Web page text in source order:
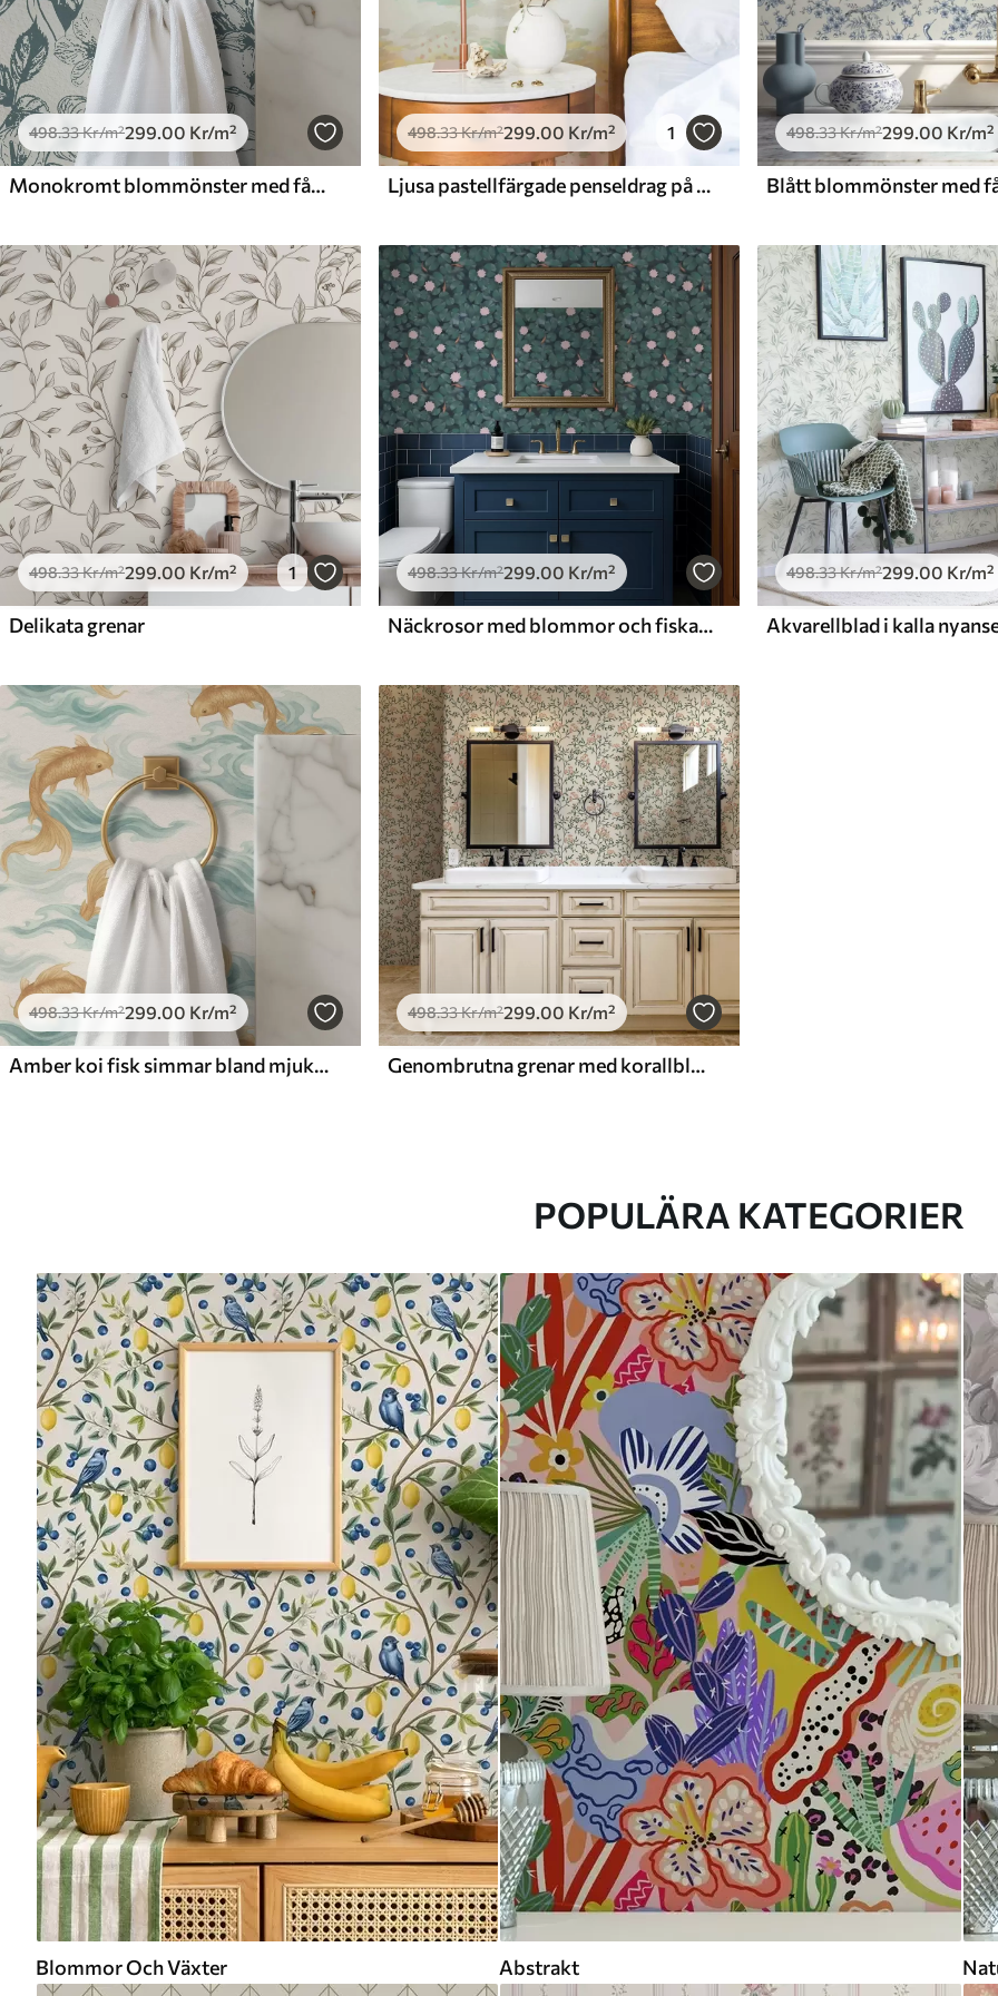
498.33Kr/m²299.00 Kr/m²
Monokromt blommönster med fåglar
498.33Kr/m²299.00 Kr/m² 1
Ljusa pastellfärgade penseldrag på en nästan vit bakgrund
498.33Kr/m²299.00 Kr/m²
498.33Kr/m²299.00 Kr/m² 1
Delikata grenar
498.33Kr/m²299.00 Kr/m²
Näckrosor med blommor och fiskar på mörk bakgrund
498.33Kr/m²299.00 Kr/m²
498.33Kr/m²299.00 Kr/m²
Amber koi fisk simmar bland mjuka turkosa vågor
498.33Kr/m²299.00 Kr/m²
Genombrutna grenar med korallblommor, blommönster
POPULÄRA KATEGORIER
Blommor Och Växter Abstrakt